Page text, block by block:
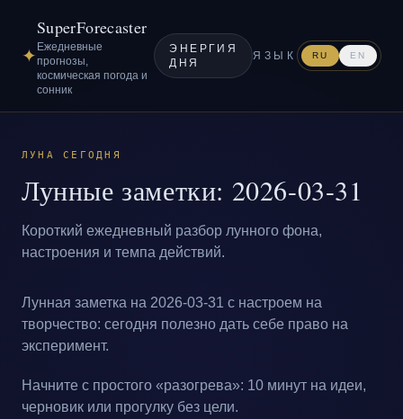
✦
SuperForecaster
Ежедневные
прогнозы,
космическая погода и
сонник
ЭНЕРГИЯ
ДНЯ
ЯЗЫК RU EN
ЛУНА СЕГОДНЯ
Лунные заметки: 2026-03-31
Короткий ежедневный разбор лунного фона,
настроения и темпа действий.
Лунная заметка на 2026-03-31 с настроем на
творчество: сегодня полезно дать себе право на
эксперимент.
Начните с простого «разогрева»: 10 минут на идеи,
черновик или прогулку без цели.